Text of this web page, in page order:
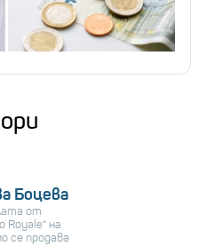
Боцева
от
Royale“ на
се продава